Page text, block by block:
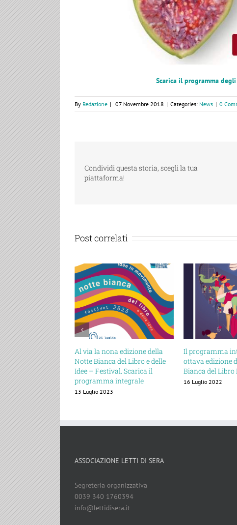
Scarica il programma
By Redazione | 07 Novembre 2018 | Categories: News | 0
Condividi questa storia, scegli la tua
piattaforma!
Post correlati
Al via la nona edizione della
Notte Bianca del Libro e delle
Idee – Festival. Scarica il
programma integrale
13 Luglio 2023
Il programma integrale
ottava edizione della Notte
Bianca del Libro Festival
16 Luglio 2022
ASSOCIAZIONE LETTI DI SERA
Segreteria organizzativa
0039 340 1760394
info@lettidisera.it